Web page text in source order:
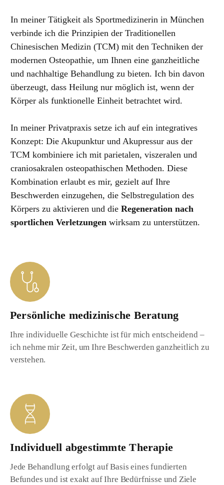
In meiner Tätigkeit als Sportmedizinerin in München
verbinde ich die Prinzipien der Traditionellen
Chinesischen Medizin (TCM) mit den Techniken der
modernen Osteopathie, um Ihnen eine ganzheitliche
und nachhaltige Behandlung zu bieten. Ich bin davon
überzeugt, dass Heilung nur möglich ist, wenn der
Körper als funktionelle Einheit betrachtet wird.
In meiner Privatpraxis setze ich auf ein integratives
Konzept: Die Akupunktur und Akupressur aus der
TCM kombiniere ich mit parietalen, viszeralen und
craniosakralen osteopathischen Methoden. Diese
Kombination erlaubt es mir, gezielt auf Ihre
Beschwerden einzugehen, die Selbstregulation des
Körpers zu aktivieren und die Regeneration nach
sportlichen Verletzungen wirksam zu unterstützen.
Persönliche medizinische Beratung
Ihre individuelle Geschichte ist für mich entscheidend –
ich nehme mir Zeit, um Ihre Beschwerden ganzheitlich zu
verstehen.
Individuell abgestimmte Therapie
Jede Behandlung erfolgt auf Basis eines fundierten
Befundes und ist exakt auf Ihre Bedürfnisse und Ziele